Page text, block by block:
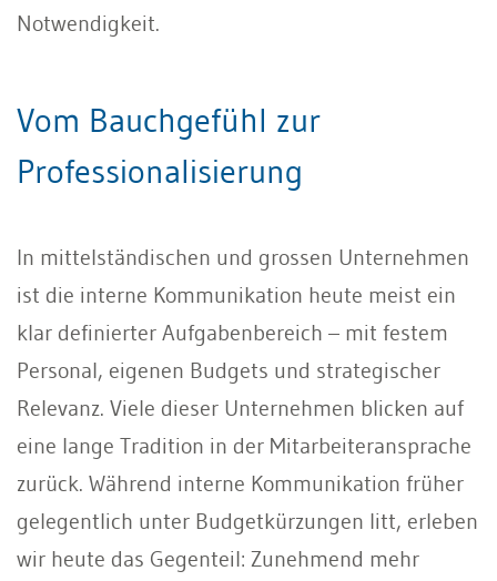
Notwendigkeit.
Vom Bauchgefühl zur
Professionalisierung
In mittelständischen und grossen Unternehmen
ist die interne Kommunikation heute meist ein
klar definierter Aufgabenbereich – mit festem
Personal, eigenen Budgets und strategischer
Relevanz. Viele dieser Unternehmen blicken auf
eine lange Tradition in der Mitarbeiteransprache
zurück. Während interne Kommunikation früher
gelegentlich unter Budgetkürzungen litt, erleben
wir heute das Gegenteil: Zunehmend mehr